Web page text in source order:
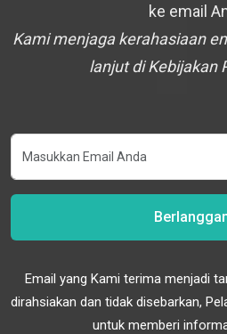
ke email
Kami menjaga kerahasiaan
lanjut di Kebijakan
Email yang Kami terima menjadi
dirahsiakan dan tidak disebarkan,
untuk memberi